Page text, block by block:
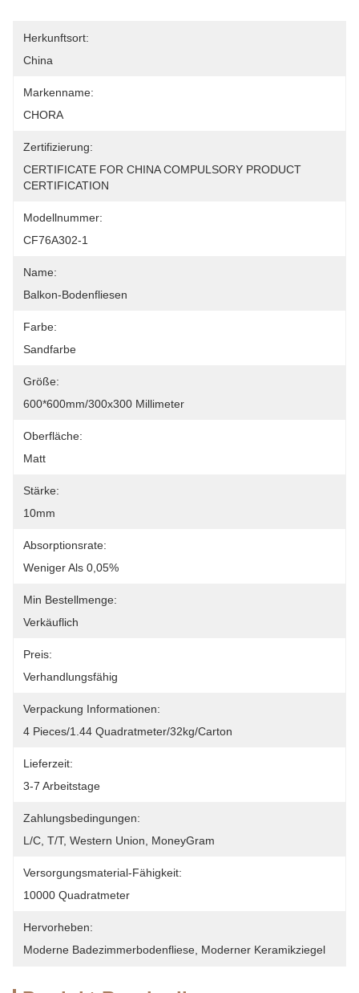
Herkunftsort:
China
Markenname:
CHORA
Zertifizierung:
CERTIFICATE FOR CHINA COMPULSORY PRODUCT
CERTIFICATION
Modellnummer:
CF76A302-1
Name:
Balkon-Bodenfliesen
Farbe:
Sandfarbe
Größe:
600*600mm/300x300 Millimeter
Oberfläche:
Matt
Stärke:
10mm
Absorptionsrate:
Weniger Als 0,05%
Min Bestellmenge:
Verkäuflich
Preis:
Verhandlungsfähig
Verpackung Informationen:
4 Pieces/1.44 Quadratmeter/32kg/carton
Lieferzeit:
3-7 Arbeitstage
Zahlungsbedingungen:
L/C, T/T, Western Union, MoneyGram
Versorgungsmaterial-Fähigkeit:
10000 Quadratmeter
Hervorheben:
Moderne Badezimmerbodenfliese Moderner Keramikziegel